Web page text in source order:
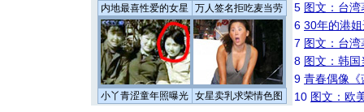
内地最喜性爱的女星 万人签名拒吃麦当劳
小丫青涩童年照曝光 女星卖乳求荣情色图
5 图文：台
6 30年的港
7 图文：台
8 图文：韩
9 青春偶像《
10 图文：欧